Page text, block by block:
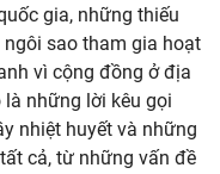
gia, những thiếu
sao tham gia hoạt
vì cộng đồng ở địa
những lời kêu gọi
nhiệt huyết và những
cả, từ những vấn đề